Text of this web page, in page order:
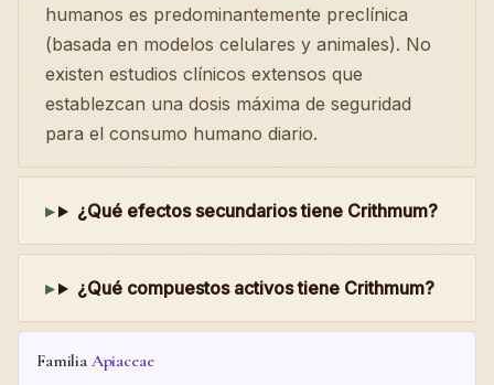
humanos es predominantemente preclínica
(basada en modelos celulares y animales). No
existen estudios clínicos extensos que
establezcan una dosis máxima de seguridad
para el consumo humano diario.
¿Qué efectos secundarios tiene Crithmum?
¿Qué compuestos activos tiene Crithmum?
Familia Apiaceae